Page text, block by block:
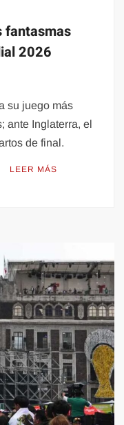
fantasmas
2026
su juego más
ante Inglaterra, el
de final.
LEER MÁS